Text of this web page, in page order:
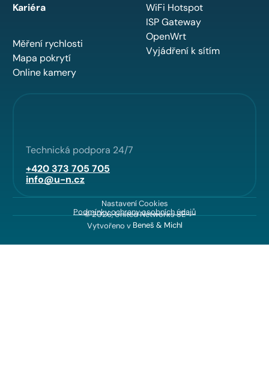
Kariéra
Měření rychlosti
Mapa pokrytí
Online kamery
WiFi Hotspot
ISP Gateway
OpenWrt
Vyjádření k sítím
Technická podpora 24/7
+420 373 705 705
info@u-n.cz
Nastavení Cookies
Podmínky ochrany osobních údajů
© 2026, United Networks SE
Vytvořeno v Beneš & Michl